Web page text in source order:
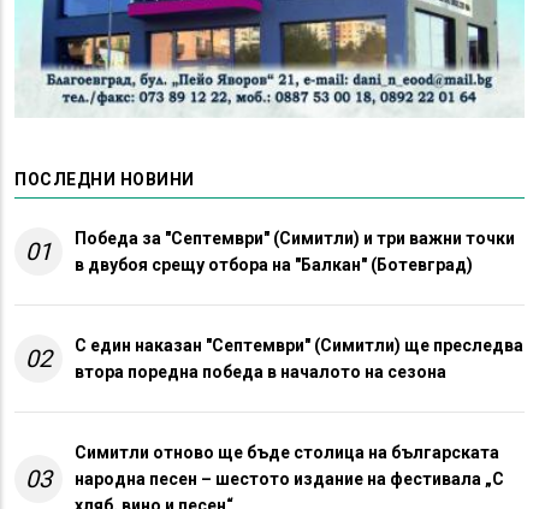
ПОСЛЕДНИ НОВИНИ
01
Победа за "Септември" (Симитли) и три важни точки
в двубоя срещу отбора на "Балкан" (Ботевград)
02
С един наказан "Септември" (Симитли) ще преследва
втора поредна победа в началото на сезона
03
Симитли отново ще бъде столица на българската
народна песен – шестото издание на фестивала „С